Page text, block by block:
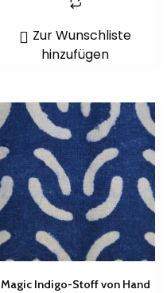
Zur Wunschliste
hinzufügen
Magic Indigo-Stoff von Hand